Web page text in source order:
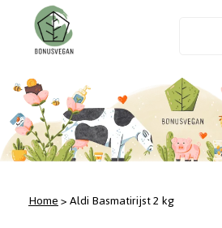
Home> Aldi Basmatirijst 2 kg